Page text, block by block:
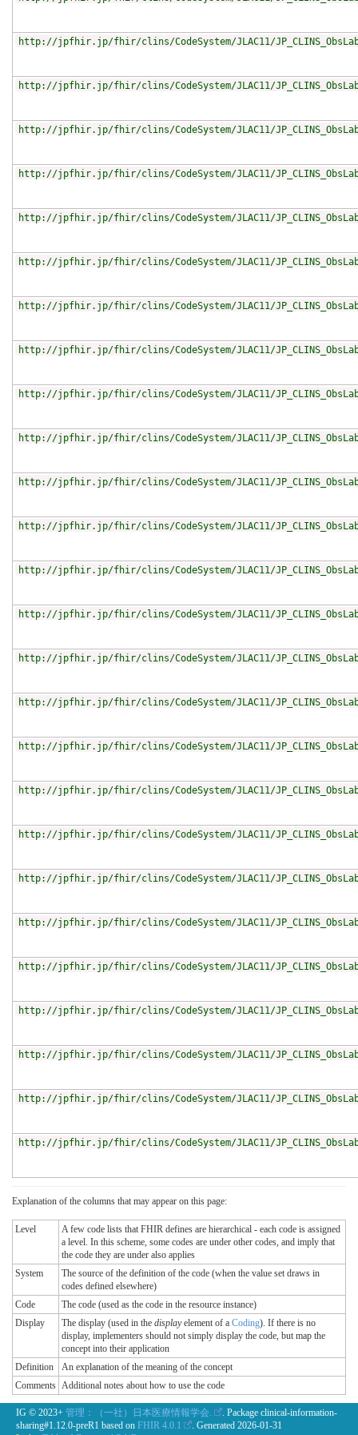
http://jpfhir.jp/fhir/clins/CodeSystem/JLAC11/
http://jpfhir.jp/fhir/clins/CodeSystem/JLAC11/
http://jpfhir.jp/fhir/clins/CodeSystem/JLAC11/
http://jpfhir.jp/fhir/clins/CodeSystem/JLAC11/
http://jpfhir.jp/fhir/clins/CodeSystem/JLAC11/
http://jpfhir.jp/fhir/clins/CodeSystem/JLAC11/
http://jpfhir.jp/fhir/clins/CodeSystem/JLAC11/
http://jpfhir.jp/fhir/clins/CodeSystem/JLAC11/
http://jpfhir.jp/fhir/clins/CodeSystem/JLAC11/
http://jpfhir.jp/fhir/clins/CodeSystem/JLAC11/
http://jpfhir.jp/fhir/clins/CodeSystem/JLAC11/
http://jpfhir.jp/fhir/clins/CodeSystem/JLAC11/
http://jpfhir.jp/fhir/clins/CodeSystem/JLAC11/
http://jpfhir.jp/fhir/clins/CodeSystem/JLAC11/
http://jpfhir.jp/fhir/clins/CodeSystem/JLAC11/
http://jpfhir.jp/fhir/clins/CodeSystem/JLAC11/
http://jpfhir.jp/fhir/clins/CodeSystem/JLAC11/
http://jpfhir.jp/fhir/clins/CodeSystem/JLAC11/
http://jpfhir.jp/fhir/clins/CodeSystem/JLAC11/
http://jpfhir.jp/fhir/clins/CodeSystem/JLAC11/
http://jpfhir.jp/fhir/clins/CodeSystem/JLAC11/
http://jpfhir.jp/fhir/clins/CodeSystem/JLAC11/
http://jpfhir.jp/fhir/clins/CodeSystem/JLAC11/
http://jpfhir.jp/fhir/clins/CodeSystem/JLAC11/
http://jpfhir.jp/fhir/clins/CodeSystem/JLAC11/
http://jpfhir.jp/fhir/clins/CodeSystem/JLAC11/
Explanation of the columns that may appear on this page:
Level
A few code lists that FHIR defines are hierarchical - each code is assigned
a level. In this scheme, some codes are under other codes, and imply that
the code they are under also applies
System
The source of the definition of the code (when the value set draws in
codes defined elsewhere)
Code
The code (used as the code in the resource instance)
Display
The display (used in the displayelement of a Coding). If there is no
display, implementers should not simply display the code, but map the
concept into their application
Definition
An explanation of the meaning of the concept
Comments Additional notes about how to use the code
IG © 2023+ 管理：（一社）日本医療情報学会.
. Package clinical-information-
sharing#1.12.0-preR1 based on FHIR 4.0.1 . Generated 2026-01-31